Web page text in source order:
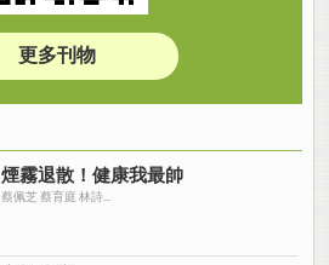
更多刊物
煙霧退散！健康我最帥
蔡佩芝 蔡育庭 林詩...